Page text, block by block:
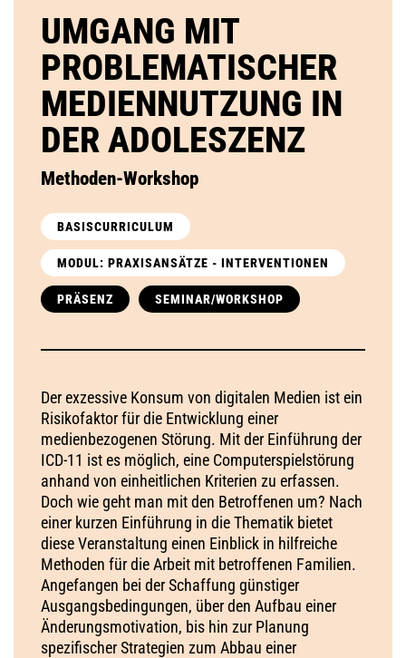
UMGANG MIT
PROBLEMATISCHER
MEDIENNUTZUNG IN
DER ADOLESZENZ
Methoden-Workshop
BASISCURRICULUM
MODUL: PRAXISANSÄTZE - INTERVENTIONEN
PRÄSENZ SEMINAR/WORKSHOP
Der exzessive Konsum von digitalen Medien ist ein
Risikofaktor für die Entwicklung einer
medienbezogenen Störung. Mit der Einführung der
ICD-11 ist es möglich, eine Computerspielstörung
anhand von einheitlichen Kriterien zu erfassen.
Doch wie geht man mit den Betroffenen um? Nach
einer kurzen Einführung in die Thematik bietet
diese Veranstaltung einen Einblick in hilfreiche
Methoden für die Arbeit mit betroffenen Familien.
Angefangen bei der Schaffung günstiger
Ausgangsbedingungen, über den Aufbau einer
Änderungsmotivation, bis hin zur Planung
spezifischer Strategien zum Abbau einer